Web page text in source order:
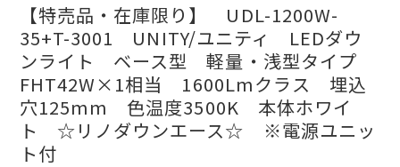
【特売品・在庫限り】 UDL-1200W-
35+T-3001 UNITY/ユニティ LEDダウ
ンライト ベース型 軽量・浅型タイプ
FHT42W×1相当 1600Lmクラス 埋込
穴125mm 色温度3500K 本体ホワイ
ト ☆リノダウンエース☆ ※電源ユニッ
ト付